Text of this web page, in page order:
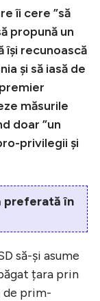
îi cere ”să
propună un
își recunoască
și să iasă de
măsurile
doar ”un
privilegii și
preferată în
să-și asume
țara prin
de prim-